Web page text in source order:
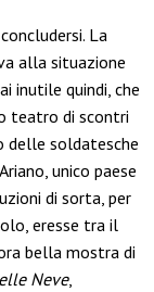
La
alla situazione
inutile quindi, che
teatro di scontri
delle soldatesche
unico paese
di sorta, per
eresse tra il
bella mostra di
Neve,